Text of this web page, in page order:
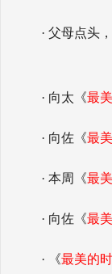
· 父母点头
· 向太《最
· 向佐《最
· 本周《最
· 向佐《最
· 《最美的